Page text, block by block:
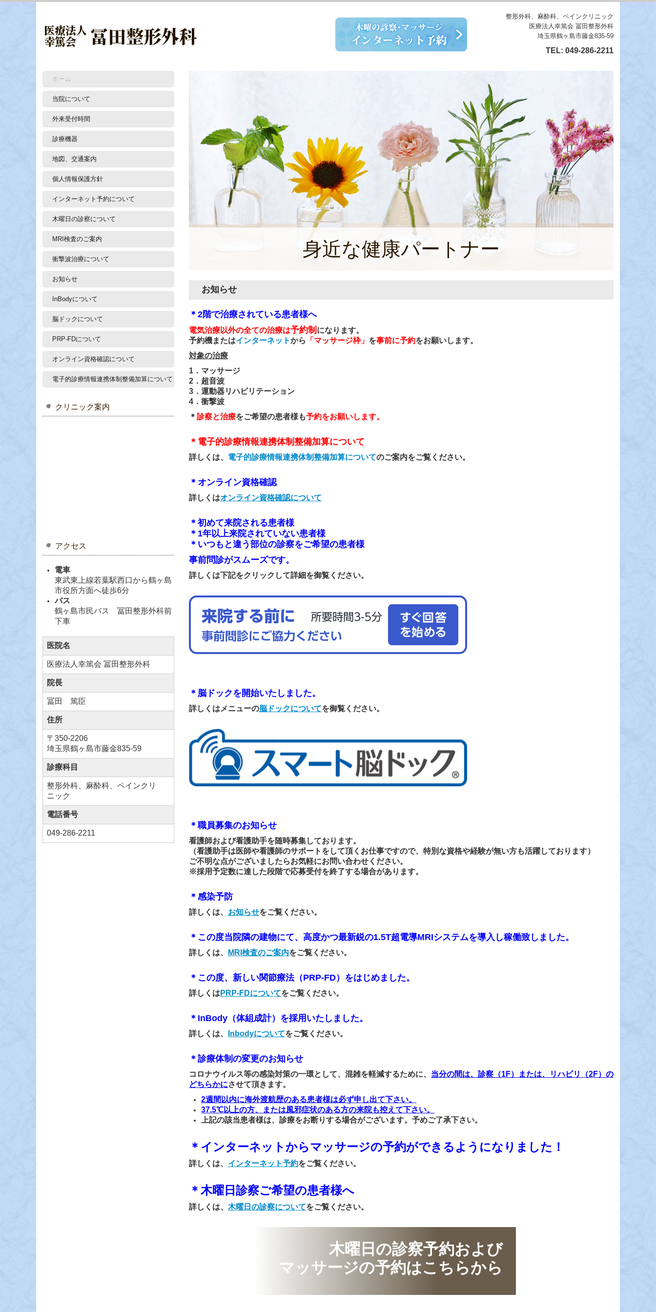
整形外科、麻酔科、ペインクリニック
医療法人幸篤会 冨田整形外科
埼玉県鶴ヶ島市藤金835-59
TEL: 049-286-2211
ホーム
当院について
外来受付時間
診療機器
地図、交通案内
個人情報保護方針
インターネット予約について
木曜日の診察について
MRI検査のご案内
衝撃波治療について
お知らせ
InBodyについて
脳ドックについて
PRP-FDについて
オンライン資格確認について
電子的診療情報連携体制整備加算について
クリニック案内
アクセス
電車
東武東上線若葉駅西口から鶴ヶ島
市役所方面へ徒歩6分
バス
鶴ヶ島市民バス 冨田整形外科前
下車
医院名
医療法人幸篤会 冨田整形外科
院長
冨田 篤臣
住所
〒 350-2206
埼玉県鶴ヶ島市藤金835-59
診療科目
整形外科、麻酔科、ペインクリ
ニック
電話番号
049-286-2211
身近な健康パートナー
お知らせ
＊2階で治療されている患者様へ
電気治療以外の全ての治療は予約制 になります。
予約機またはインターネットから 「マッサージ枠」 を事前に予約をお願いします。
対象の治療
1．マッサージ
2．超音波
3． 運動器リハビリテーション
4．衝撃波
＊ 診察と治療をご希望の患者様も予約をお願いします。
＊ 電子的診療情報連携体制整備加算について
詳しくは、 電子的診療情報連携体制整備加算についてのご案内をご覧ください。
＊ オンライン資格確認
詳しくはオンライン資格確認について
＊初めて来院される患者様
＊1年以上来院されていない患者様
＊いつもと違う部位の診察をご希望の患者様
事前問診がスムーズです。
詳しくは下記をクリックして詳細を御覧ください。
＊脳ドックを開始いたしました。
詳しくはメニューの脳ドックについてを御覧ください。
＊職員募集のお知らせ
看護師および看護助手を随時募集しております。
（看護助手は医師や看護師のサポートをして頂くお仕事ですので、特別な資格や経験が無い方も活躍しております）
ご不明な点がございましたらお気軽にお問い合わせください。
※採用予定数に達した段階で応募受付を終了する場合があります。
＊感染予防
詳しくは、 お知らせをご覧ください。
＊この度当院隣の建物にて、高度かつ最新鋭の1.5T超電導MRIシステムを導入し稼働致しました。
詳しくは、 MRI検査のご案内をご覧ください。
＊この度、新しい関節療法（PRP-FD）をはじめました。
詳しくは PRP-FDについてをご覧ください。
＊InBody（体組成計）を採用いたしました。
詳しくは、 Inbodyについてをご覧ください。
＊診療体制の変更のお知らせ
コロナウイルス等の感染対策の一環として、混雑を軽減するために、 当分の間は、診察（1F）または、リハビリ（2F）の
どちらかにさせて頂きます。
2週間以内に海外渡航歴のある患者様は必ず申し出て下さい。
37.5℃以上の方、または風邪症状のある方の来院も控えて下さい。
上記の該当患者様は、診療をお断りする場合がございます。予めご了承下さい。
＊インターネットからマッサージの予約ができるようになりました！
詳しくは、 インターネット予約をご覧ください。
＊木曜日診察ご希望の患者様へ
詳しくは、 木曜日の診察についてをご覧ください。
木曜日の診察予約および
マッサージの予約はこちらから